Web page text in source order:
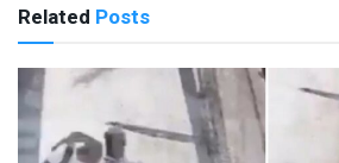
Related Posts